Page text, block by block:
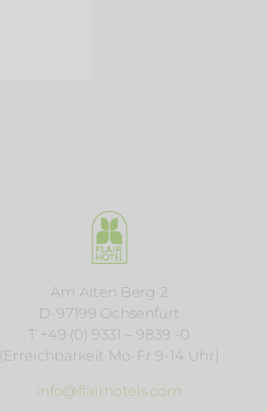
Am Alten Berg 2
D-97199 Ochsenfurt
T +49 (0) 9331 – 9839 -0
(Erreichbarkeit Mo-Fr 9-14 Uhr)
info@flairhotels.com